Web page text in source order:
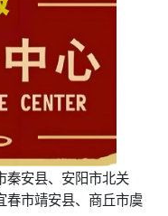
秦安县、安阳市北关
春市靖安县、商丘市虞